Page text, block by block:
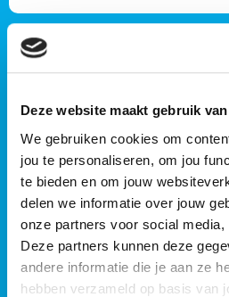
Deze website maakt gebruik
We gebruiken cookies om
jou te personaliseren, om jou
te bieden en om jouw
delen we informatie over jouw
onze partners voor social media,
Deze partners kunnen deze
andere informatie die je aan ze
hebben verzameld op basis van
Privé zwemles
Bij De Beeck is het mogelijk om
voor het ABC-diploma. Deze